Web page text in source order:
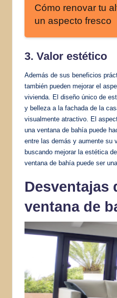
Cómo renovar tu
un aspecto fresco
3. Valor estético
Además de sus beneficios
también pueden mejorar el
vivienda. El diseño único de
y belleza a la fachada de la
visualmente atractivo. El
una ventana de bahía puede
entre las demás y aumente su
buscando mejorar la estética
ventana de bahía puede ser
Desventajas
ventana de